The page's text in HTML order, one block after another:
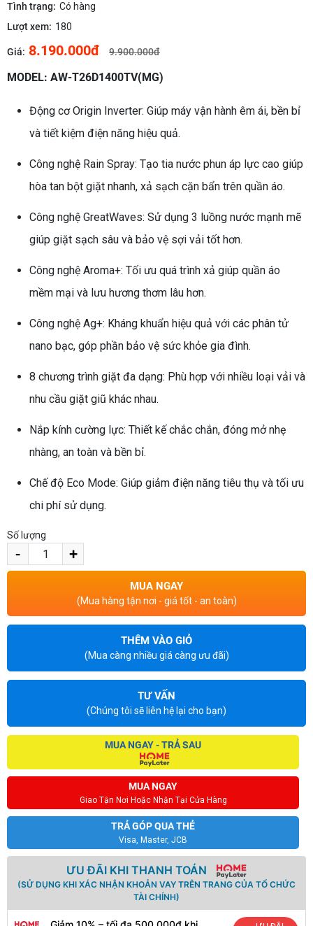
Tình trạng: Có hàng
Lượt xem: 180
Giá: 8.190.000đ 9.900.000đ
MODEL: AW-T26D1400TV(MG)
Động cơ Origin Inverter: Giúp máy vận hành êm ái, bền bỉ
và tiết kiệm điện năng hiệu quả.
Công nghệ Rain Spray: Tạo tia nước phun áp lực cao giúp
hòa tan bột giặt nhanh, xả sạch cặn bẩn trên quần áo.
Công nghệ GreatWaves: Sử dụng 3 luồng nước mạnh mẽ
giúp giặt sạch sâu và bảo vệ sợi vải tốt hơn.
Công nghệ Aroma+: Tối ưu quá trình xả giúp quần áo
mềm mại và lưu hương thơm lâu hơn.
Công nghệ Ag+: Kháng khuẩn hiệu quả với các phân tử
nano bạc, góp phần bảo vệ sức khỏe gia đình.
8 chương trình giặt đa dạng: Phù hợp với nhiều loại vải và
nhu cầu giặt giũ khác nhau.
Nắp kính cường lực: Thiết kế chắc chắn, đóng mở nhẹ
nhàng, an toàn và bền bỉ.
Chế độ Eco Mode: Giúp giảm điện năng tiêu thụ và tối ưu
chi phí sử dụng.
Số lượng
- +
MUA NGAY
(Mua hàng tận nơi - giá tốt - an toàn)
THÊM VÀO GIỎ
(Mua càng nhiều giá càng ưu đãi)
TƯ VẤN
(Chúng tôi sẽ liên hệ lại cho bạn)
MUA NGAY
Giao Tận Nơi Hoặc Nhận Tại Cửa Hàng
TRẢ GÓP QUA THẺ
Visa, Master, JCB
MUA NGAY - TRẢ SAU
ƯU ĐÃI KHI THANH TOÁN
(SỬ DỤNG KHI XÁC NHẬN KHOẢN VAY TRÊN TRANG CỦA TỔ CHỨC
TÀI CHÍNH)